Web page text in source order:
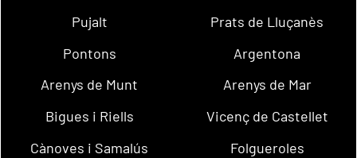
Pujalt
Prats de Lluçanès
Pontons
Argentona
Arenys de Munt
Arenys de Mar
Bigues i Riells
Vicenç de Castellet
Cànoves i Samalús
Folgueroles